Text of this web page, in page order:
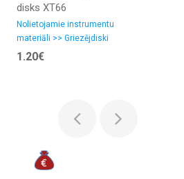
disks XT66
125x1.5x22.23
Nolietojamie instrumentu
materiāli >> Griezējdiski
1.20€